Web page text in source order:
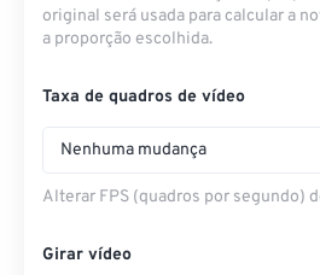
original será usada para calcular a
a proporção escolhida.
Taxa de quadros de vídeo
Nenhuma mudança
Alterar FPS (quadros por segundo)
Girar vídeo